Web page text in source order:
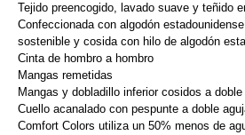
Tejido preencogido, lavado suave y teñido
Confeccionada con algodón
sostenible y cosida con hilo de algodón
Cinta de hombro a hombro
Mangas remetidas
Mangas y dobladillo inferior cosidos a doble
Cuello acanalado con pespunte a doble
Comfort Colors utiliza un 50% menos de